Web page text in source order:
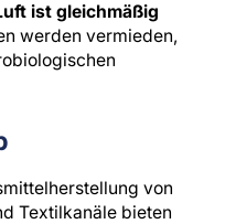
ist gleichmäßig
werden vermieden,
von
Textilkanäle bieten